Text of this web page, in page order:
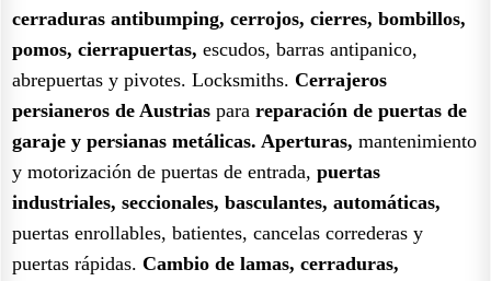
cerraduras antibumping, cerrojos, cierres, bombillos,
pomos, cierrapuertas, escudos, barras antipanico,
abrepuertas y pivotes. Locksmiths. Cerrajeros
persianeros de Austrias para reparación de puertas de
garaje y persianas metálicas. Aperturas, mantenimiento
y motorización de puertas de entrada, puertas
industriales, seccionales, basculantes, automáticas,
puertas enrollables, batientes, cancelas correderas y
puertas rápidas. Cambio de lamas, cerraduras,